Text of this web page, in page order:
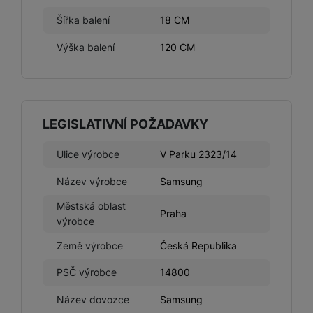
Šířka balení 18 CM
Výška balení 120 CM
LEGISLATIVNÍ POŽADAVKY
Ulice výrobce V Parku 2323/14
Název výrobce Samsung
Městská oblast
výrobce
Praha
Země výrobce Česká Republika
PSČ výrobce 14800
Název dovozce Samsung